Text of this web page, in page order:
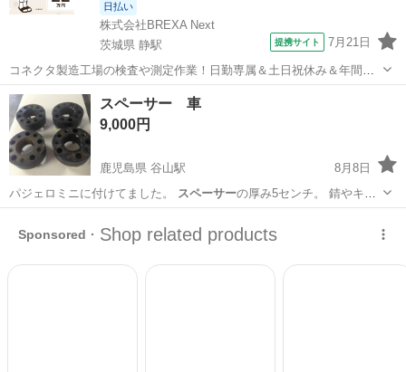
日払い
株式会社BREXA Next
茨城県 静駅
提携サイト 7月21日
コネクタ製造工場の検査や測定作業！日勤専属＆土日祝休み＆年間休
日128日★クリーンルーム内作業★マイカー通勤OK＆無料駐車場あり
★就業先食堂利用可！日払い制度あり！《茨城県常陸大宮市》 人気の
工場のお仕事 ◇コネクタ製造工...
茨城 常陸大宮市 静駅 その他
スペーサー 車
9,000円
鹿児島県 谷山駅
8月8日
パジェロミニに付けてました。
スペーサーの厚み5センチ。 錆やキズ
ありますが…